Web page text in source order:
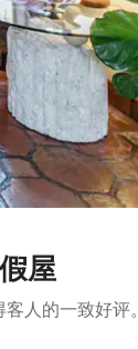
屋
人的一致好评。